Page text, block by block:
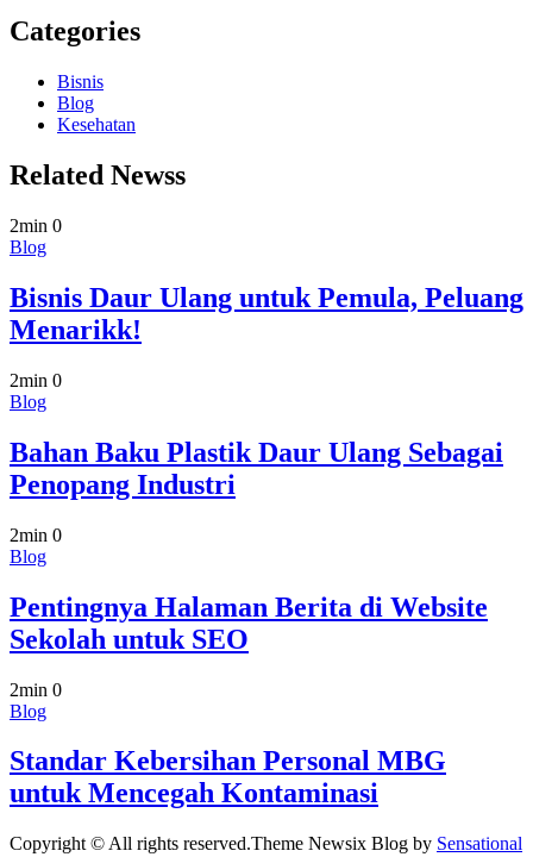
Categories
Bisnis
Blog
Kesehatan
Related Newss
2min 0
Blog
Bisnis Daur Ulang untuk Pemula, Peluang
Menarikk!
2min 0
Blog
Bahan Baku Plastik Daur Ulang Sebagai
Penopang Industri
2min 0
Blog
Pentingnya Halaman Berita di Website
Sekolah untuk SEO
2min 0
Blog
Standar Kebersihan Personal MBG
untuk Mencegah Kontaminasi
Copyright © All rights reserved.Theme Newsix Blog by Sensational